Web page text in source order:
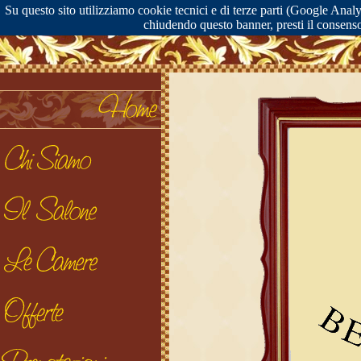
Su questo sito utilizziamo cookie tecnici e di terze parti (Google
chiudendo questo banner, presti il